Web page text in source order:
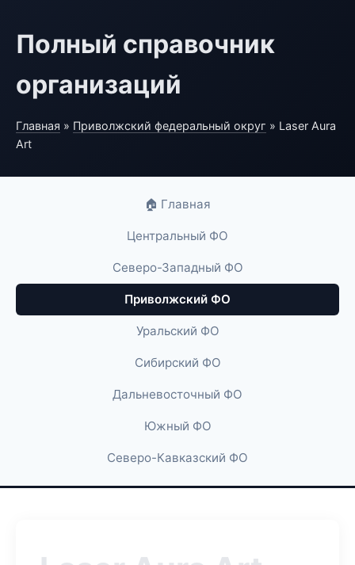
Полный справочник
организаций
Главная » Приволжский федеральный округ » Laser Aura
Art
🏠 Главная
Центральный ФО
Северо-Западный ФО
Приволжский ФО
Уральский ФО
Сибирский ФО
Дальневосточный ФО
Южный ФО
Северо-Кавказский ФО